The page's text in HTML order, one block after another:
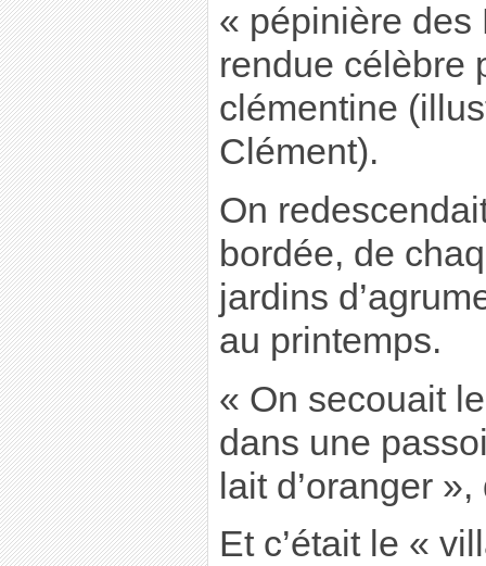
« pépinière des
rendue célèbre
clémentine
Clément).
On
bordée, de
jardins
au printemps.
« On secouait
dans une
lait d’oranger
Et c’était le «